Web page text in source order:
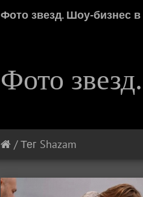
Фото звезд. Шоу-бизнес
Фото
/Тег Shazam